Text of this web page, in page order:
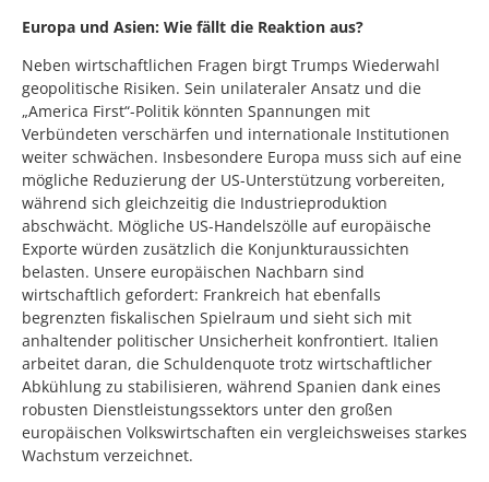
Europa und Asien: Wie fällt die Reaktion aus?
Neben wirtschaftlichen Fragen birgt Trumps Wiederwahl
geopolitische Risiken. Sein unilateraler Ansatz und die
„America First“-Politik könnten Spannungen mit
Verbündeten verschärfen und internationale Institutionen
weiter schwächen. Insbesondere Europa muss sich auf eine
mögliche Reduzierung der US-Unterstützung vorbereiten,
während sich gleichzeitig die Industrieproduktion
abschwächt. Mögliche US-Handelszölle auf europäische
Exporte würden zusätzlich die Konjunkturaussichten
belasten. Unsere europäischen Nachbarn sind
wirtschaftlich gefordert: Frankreich hat ebenfalls
begrenzten fiskalischen Spielraum und sieht sich mit
anhaltender politischer Unsicherheit konfrontiert. Italien
arbeitet daran, die Schuldenquote trotz wirtschaftlicher
Abkühlung zu stabilisieren, während Spanien dank eines
robusten Dienstleistungssektors unter den großen
europäischen Volkswirtschaften ein vergleichsweises starkes
Wachstum verzeichnet.